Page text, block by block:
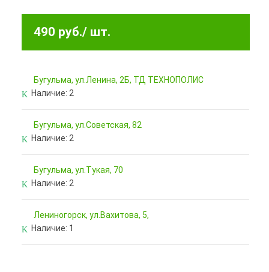
490 руб./ шт.
Бугульма, ул.Ленина, 2Б, ТД ТЕХНОПОЛИС
Наличие: 2
Бугульма, ул.Советская, 82
Наличие: 2
Бугульма, ул.Тукая, 70
Наличие: 2
Лениногорск, ул.Вахитова, 5,
Наличие: 1